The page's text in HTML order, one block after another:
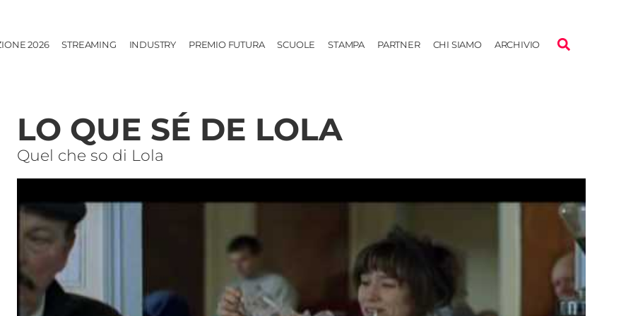
2026 STREAMING INDUSTRY PREMIO FUTURA SCUOLE STAMPA PARTNER CHI SIAMO ARCHIVIO
LO QUE SÉ DE LOLA
Quel che so di Lola